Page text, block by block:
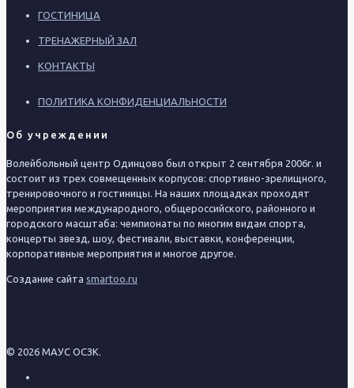
ГОСТИНИЦА
ТРЕНАЖЕРНЫЙ ЗАЛ
КОНТАКТЫ
ПОЛИТИКА КОНФИДЕНЦИАЛЬНОСТИ
Об учреждении
Волейбольный центр Одинцово был открыт 2 сентября 2006г. и
состоит из трех совмещенных корпусов: спортивно-зрелищного,
тренировочного и гостиницы. На наших площадках проходят
мероприятия международного, общероссийского, районного и
городского масштаба: чемпионаты по многим видам спорта,
концерты звезд, шоу, фестивали, выставки, конференции,
корпоративные мероприятия и многое другое.
Создание сайта smartoo.ru
© 2026 МАУС ОСЗК.